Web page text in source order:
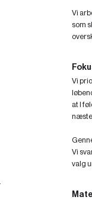
Vi
som
Vi
at I
næste.
Vi
valg